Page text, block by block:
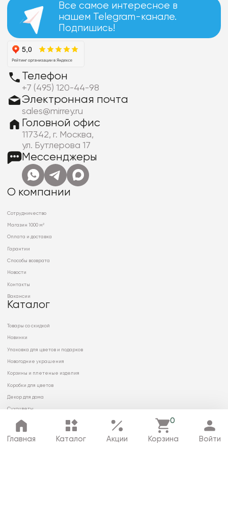
Главная Каталог Акции
0
Корзина Войти
Все самое интересное в
нашем Telegram-канале.
Подпишись!
Телефон
+7 (495) 120-44-98
Электронная почта
sales@mirrey.ru
Головной офис
117342, г. Москва,
ул. Бутлерова 17
Мессенджеры
О компании
Сотрудничество
Магазин 1000 м²
Оплата и доставка
Гарантии
Способы возврата
Новости
Контакты
Вакансии
Каталог
Товары со скидкой
Новинки
Упаковка для цветов и подарков
Новогодние украшения
Корзины и плетеные изделия
Коробки для цветов
Декор для дома
Сухоцветы
© 2026 ООО «МИРРЭЙ»